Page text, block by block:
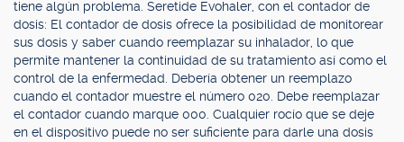
tiene algún problema. Seretide Evohaler, con el contador de
dosis: El contador de dosis ofrece la posibilidad de monitorear
sus dosis y saber cuando reemplazar su inhalador, lo que
permite mantener la continuidad de su tratamiento así como el
control de la enfermedad. Debería obtener un reemplazo
cuando el contador muestre el número 020. Debe reemplazar
el contador cuando marque 000. Cualquier rocío que se deje
en el dispositivo puede no ser suficiente para darle una dosis